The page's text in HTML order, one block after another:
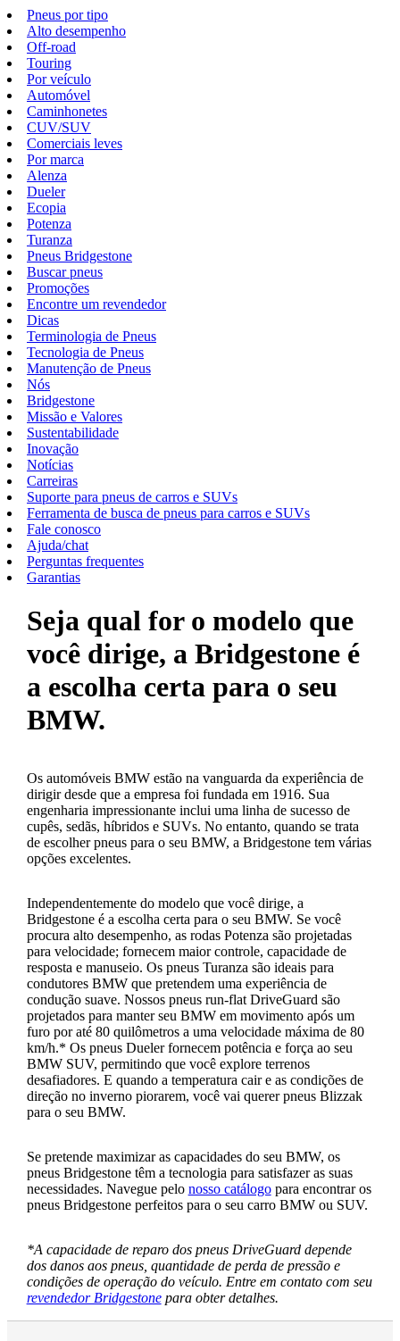
Pneus por tipo
Alto desempenho
Off-road
Touring
Por veículo
Automóvel
Caminhonetes
CUV/SUV
Comerciais leves
Por marca
Alenza
Dueler
Ecopia
Potenza
Turanza
Pneus Bridgestone
Buscar pneus
Promoções
Encontre um revendedor
Dicas
Terminologia de Pneus
Tecnologia de Pneus
Manutenção de Pneus
Nós
Bridgestone
Missão e Valores
Sustentabilidade
Inovação
Notícias
Carreiras
Suporte para pneus de carros e SUVs
Ferramenta de busca de pneus para carros e SUVs
Fale conosco
Ajuda/chat
Perguntas frequentes
Garantias
Seja qual for o modelo que
você dirige, a Bridgestone é
a escolha certa para o seu
BMW.
Os automóveis BMW estão na vanguarda da experiência de
dirigir desde que a empresa foi fundada em 1916. Sua
engenharia impressionante inclui uma linha de sucesso de
cupês, sedãs, híbridos e SUVs. No entanto, quando se trata
de escolher pneus para o seu BMW, a Bridgestone tem várias
opções excelentes.
Independentemente do modelo que você dirige, a
Bridgestone é a escolha certa para o seu BMW. Se você
procura alto desempenho, as rodas Potenza são projetadas
para velocidade; fornecem maior controle, capacidade de
resposta e manuseio. Os pneus Turanza são ideais para
condutores BMW que pretendem uma experiência de
condução suave. Nossos pneus run-flat DriveGuard são
projetados para manter seu BMW em movimento após um
furo por até 80 quilômetros a uma velocidade máxima de 80
km/h.* Os pneus Dueler fornecem potência e força ao seu
BMW SUV, permitindo que você explore terrenos
desafiadores. E quando a temperatura cair e as condições de
direção no inverno piorarem, você vai querer pneus Blizzak
para o seu BMW.
Se pretende maximizar as capacidades do seu BMW, os
pneus Bridgestone têm a tecnologia para satisfazer as suas
necessidades. Navegue pelo nosso catálogopara encontrar os
pneus Bridgestone perfeitos para o seu carro BMW ou SUV.
*A capacidade de reparo dos pneus DriveGuard depende
dos danos aos pneus, quantidade de perda de pressão e
condições de operação do veículo. Entre em contato com seu
revendedor Bridgestonepara obter detalhes.